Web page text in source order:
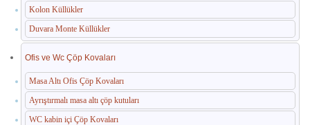
Kolon Küllükler
Duvara Monte Küllükler
Ofis ve Wc Çöp Kovaları
Masa Altı Ofis Çöp Kovaları
Ayrıştırmalı masa altı çöp kutuları
WC kabin içi Çöp Kovaları